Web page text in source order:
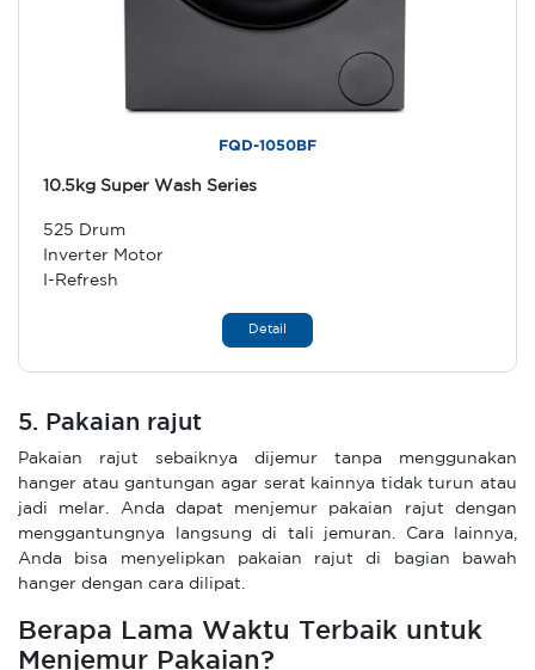
FQD-1050BF
10.5kg Super Wash Series
525 Drum
Inverter Motor
I-Refresh
Detail
5. Pakaian rajut
Pakaian rajut sebaiknya dijemur tanpa menggunakan
hanger atau gantungan agar serat kainnya tidak turun atau
jadi melar. Anda dapat menjemur pakaian rajut dengan
menggantungnya langsung di tali jemuran. Cara lainnya,
Anda bisa menyelipkan pakaian rajut di bagian bawah
hanger dengan cara dilipat.
Berapa Lama Waktu Terbaik untuk
Menjemur Pakaian?